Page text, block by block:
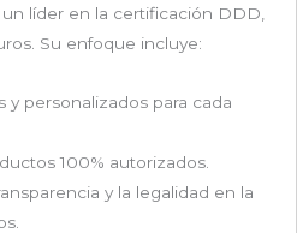
líder en la certificación DDD,
Su enfoque incluye:
y personalizados para cada
100% autorizados.
y la legalidad en la